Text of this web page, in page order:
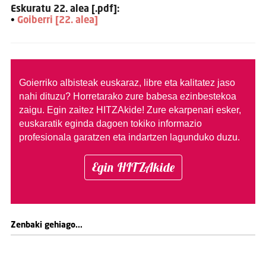
Eskuratu 22. alea [.pdf]:
• Goiberri [22. alea]
Goierriko albisteak euskaraz, libre eta kalitatez jaso
nahi dituzu? Horretarako zure babesa ezinbestekoa
zaigu. Egin zaitez HITZAkide! Zure ekarpenari esker,
euskaratik eginda dagoen tokiko informazio
profesionala garatzen eta indartzen lagunduko duzu.
Egin HITZAkide
Zenbaki gehiago...